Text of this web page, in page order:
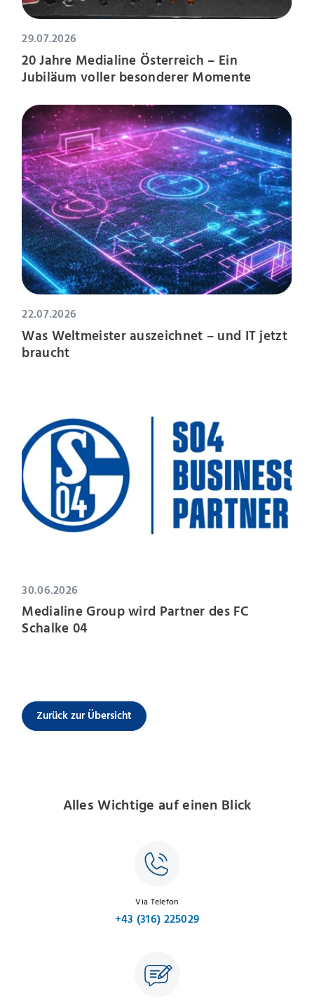
29.07.2026
20 Jahre Medialine Österreich – Ein
Jubiläum voller besonderer Momente
22.07.2026
Was Weltmeister auszeichnet – und IT jetzt
braucht
30.06.2026
Medialine Group wird Partner des FC
Schalke 04
Zurück zur Übersicht
Alles Wichtige auf einen Blick
Via Telefon
+43 (316) 225029